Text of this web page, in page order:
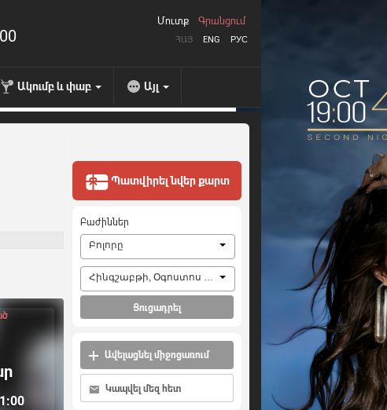
ՀԱՅ ENG РУС
Մուտք Գրանցում
Ակումբ և փաբ Այլ
Պատվիրել նվեր քարտ
Բաժիններ
Բոլորը
Հինգշաբթի, Օգոստոս 6, 2026
Ցուցադրել
Ավելացնել միջոցառում
Կապվել մեզ հետ